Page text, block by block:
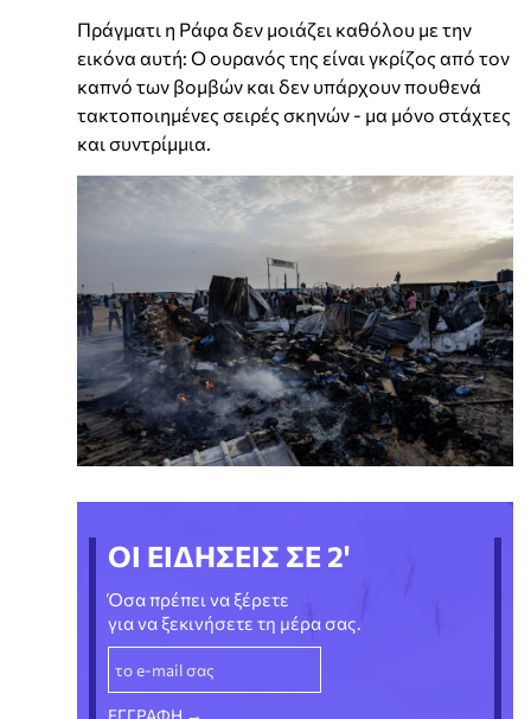
Πράγματι η Ράφα δεν μοιάζει καθόλου με την
εικόνα αυτή: Ο ουρανός της είναι γκρίζος από τον
καπνό των βομβών και δεν υπάρχουν πουθενά
τακτοποιημένες σειρές σκηνών - μα μόνο στάχτες
και συντρίμμια.
ΟΙ ΕΙΔΗΣΕΙΣ ΣΕ 2'
Όσα πρέπει να ξέρετε
για να ξεκινήσετε τη μέρα σας.